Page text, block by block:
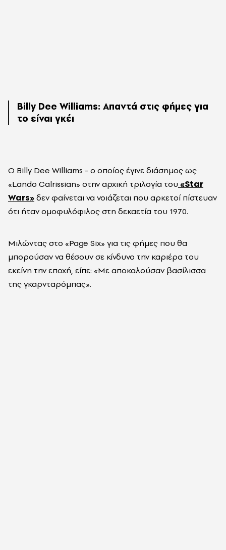
Billy Dee Williams: Απαντά στις φήμες για
το είναι γκέι
Ο Billy Dee Williams - ο οποίος έγινε διάσημος ως
«Lando Calrissian» στην αρχική τριλογία του «Star
Wars»δεν φαίνεται να νοιάζεται που αρκετοί πίστευαν
ότι ήταν ομοφυλόφιλος στη δεκαετία του 1970.
Μιλώντας στο «Page Six» για τις φήμες που θα
μπορούσαν να θέσουν σε κίνδυνο την καριέρα του
εκείνη την εποχή, είπε: «Με αποκαλούσαν βασίλισσα
της γκαρνταρόμπας».